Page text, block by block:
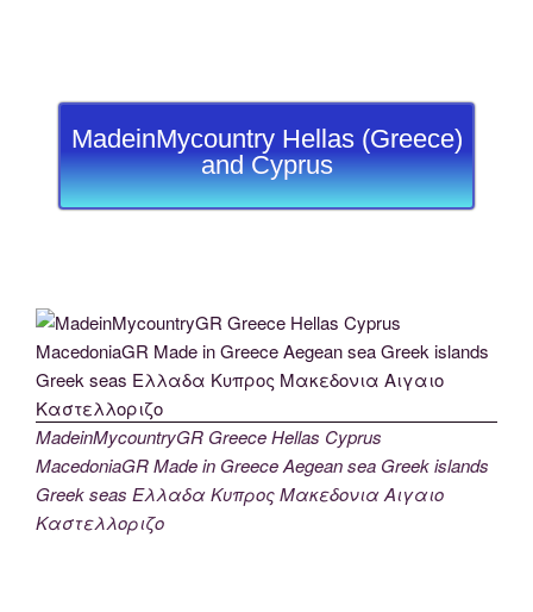
MadeinMycountry Hellas (Greece)
and Cyprus
MadeinMycountryGR Greece Hellas Cyprus
MacedoniaGR Made in Greece Aegean sea Greek islands
Greek seas Ελλαδα Κυπρος Μακεδονια Αιγαιο
Καστελλοριζο